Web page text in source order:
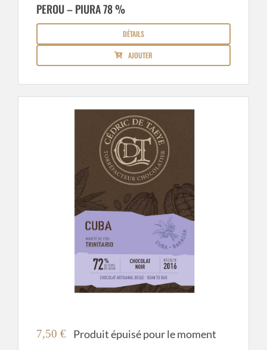
PEROU – PIURA 78 %
DÉTAILS
AJOUTER
7,50 € Produit épuisé pour le moment